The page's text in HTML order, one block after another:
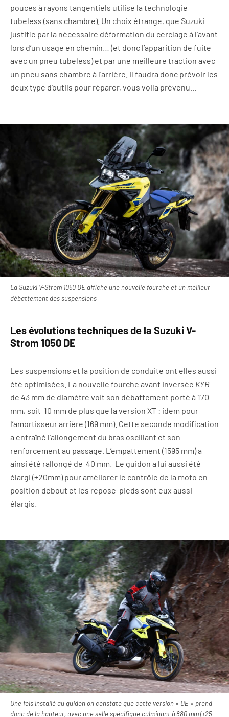
pouces à rayons tangentiels utilise la technologie
tubeless (sans chambre). Un choix étrange, que Suzuki
justifie par la nécessaire déformation du cerclage à l’avant
lors d’un usage en chemin… (et donc l’apparition de fuite
avec un pneu tubeless) et par une meilleure traction avec
un pneu sans chambre à l’arrière. il faudra donc prévoir les
deux type d’outils pour réparer, vous voila prévenu…
La Suzuki V-Strom 1050 DE affiche une nouvelle fourche et un meilleur
débattement des suspensions
Les évolutions techniques de la Suzuki V-
Strom 1050 DE
Les suspensions et la position de conduite ont elles aussi
été optimisées. La nouvelle fourche avant inversée KYB
de 43 mm de diamètre voit son débattement porté à 170
mm, soit 10 mm de plus que la version XT : idem pour
l’amortisseur arrière (169 mm). Cette seconde modification
a entraîné l’allongement du bras oscillant et son
renforcement au passage. L’empattement (1595 mm) a
ainsi été rallongé de 40 mm. Le guidon a lui aussi été
élargi (+20mm) pour améliorer le contrôle de la moto en
position debout et les repose-pieds sont eux aussi
élargis.
Une fois Installé au guidon on constate que cette version « DE » prend
donc de la hauteur, avec une selle spécifique culminant à 880 mm (+25